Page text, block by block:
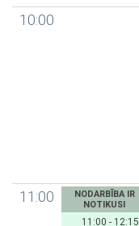
10:00
11:00
NODARBĪBA IR
NOTIKUSI
11:00 - 12:15